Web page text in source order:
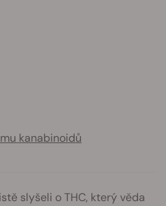
kanabinoidů
slyšeli o THC, který věda